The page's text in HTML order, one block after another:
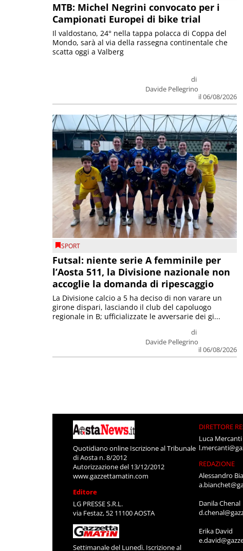
MTB: Michel Negrini convocato per i
Campionati Europei di bike trial
di
Davide Pellegrino
il 06/08/2026
Il valdostano, 24° nella tappa polacca di Coppa del
Mondo, sarà al via della rassegna continentale che
scatta oggi a Valberg
SPORT
Futsal: niente serie A femminile per
l’Aosta 511, la Divisione nazionale non
accoglie la domanda di ripescaggio
di
Davide Pellegrino
il 06/08/2026
La Divisione calcio a 5 ha deciso di non varare un
girone dispari, lasciando il club del capoluogo
regionale in B; ufficializzate le avversarie dei gi...
Quotidiano online Iscrizione al Tribunale
di Aosta n. 8/2012
Autorizzazione del 13/12/2012
www.gazzettamatin.com
Editore
LG PRESSE S.R.L.
via Festaz, 52 11100 AOSTA
Settimanale del Lunedì. Iscrizione al
DIRETTORE
Luca Mercanti
REDAZIONE
Alessandro
Danila Chenal
Erika David